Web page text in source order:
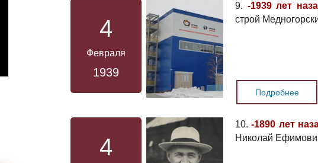
4
Февраля
1939
9. -1939 лет
строй
Подробнее
4
10.-1890 лет
Николай